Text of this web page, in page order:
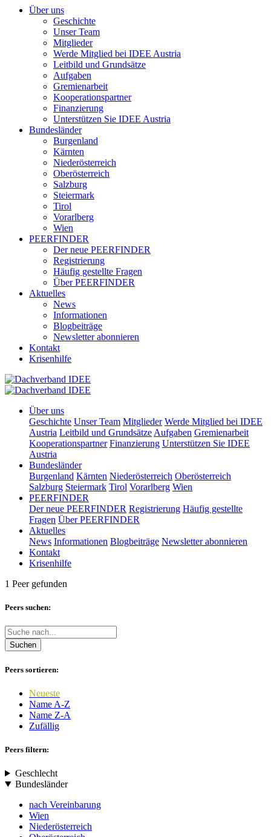
Über uns
Geschichte
Unser Team
Mitglieder
Werde Mitglied bei IDEE Austria
Leitbild und Grundsätze
Aufgaben
Gremienarbeit
Kooperationspartner
Finanzierung
Unterstützen Sie IDEE Austria
Bundesländer
Burgenland
Kärnten
Niederösterreich
Oberösterreich
Salzburg
Steiermark
Tirol
Vorarlberg
Wien
PEERFINDER
Der neue PEERFINDER
Registrierung
Häufig gestellte Fragen
Über PEERFINDER
Aktuelles
News
Informationen
Blogbeiträge
Newsletter abonnieren
Kontakt
Krisenhilfe
Über uns
Geschichte Unser Team Mitglieder Werde Mitglied bei IDEE
Austria Leitbild und Grundsätze Aufgaben Gremienarbeit
Kooperationspartner Finanzierung Unterstützen Sie IDEE
Austria
Bundesländer
Burgenland Kärnten Niederösterreich Oberösterreich
Salzburg Steiermark Tirol Vorarlberg Wien
PEERFINDER
Der neue PEERFINDER Registrierung Häufig gestellte
Fragen Über PEERFINDER
Aktuelles
News Informationen Blogbeiträge Newsletter abonnieren
Kontakt
Krisenhilfe
1 Peer gefunden
Peers suchen:
Suchen
Peers sortieren:
Neueste
Name A-Z
Name Z-A
Zufällig
Peers filtern:
Geschlecht
Bundesländer
nach Vereinbarung
Wien
Niederösterreich